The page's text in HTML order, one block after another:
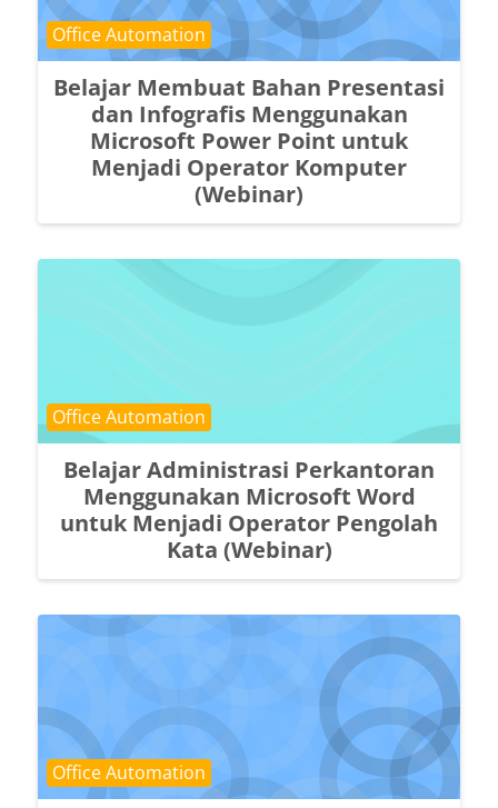
Belajar Membuat Bahan Presentasi
dan Infografis Menggunakan
Microsoft Power Point untuk
Menjadi Operator Komputer
(Webinar)
Course category
Office Automation
Belajar Administrasi Perkantoran
Menggunakan Microsoft Word
untuk Menjadi Operator Pengolah
Kata (Webinar)
Course category
Office Automation
Course category
Office Automation